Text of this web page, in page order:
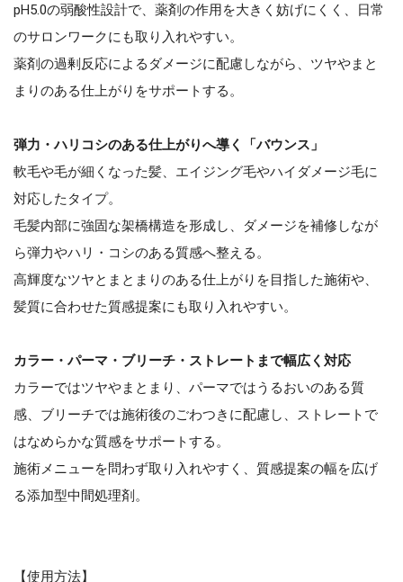
pH5.0の弱酸性設計で、薬剤の作用を大きく妨げにくく、日常
のサロンワークにも取り入れやすい。
薬剤の過剰反応によるダメージに配慮しながら、ツヤやまと
まりのある仕上がりをサポートする。
弾力・ハリコシのある仕上がりへ導く「バウンス」
軟毛や毛が細くなった髪、エイジング毛やハイダメージ毛に
対応したタイプ。
毛髪内部に強固な架橋構造を形成し、ダメージを補修しなが
ら弾力やハリ・コシのある質感へ整える。
高輝度なツヤとまとまりのある仕上がりを目指した施術や、
髪質に合わせた質感提案にも取り入れやすい。
カラー・パーマ・ブリーチ・ストレートまで幅広く対応
カラーではツヤやまとまり、パーマではうるおいのある質
感、ブリーチでは施術後のごわつきに配慮し、ストレートで
はなめらかな質感をサポートする。
施術メニューを問わず取り入れやすく、質感提案の幅を広げ
る添加型中間処理剤。
【使用方法】